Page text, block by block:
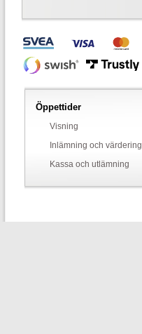
Öppettider
Visning
Inlämning och värdering
Kassa och utlämning